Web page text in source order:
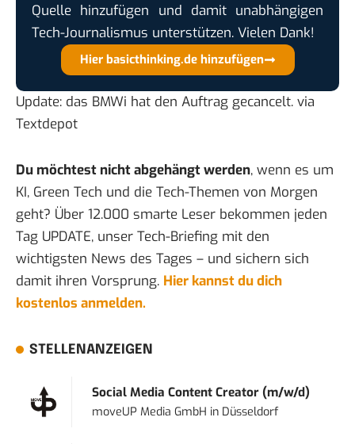
Quelle hinzufügen und damit unabhängigen
Tech-Journalismus unterstützen. Vielen Dank!
Hier basicthinking.de hinzufügen
Update: das BMWi hat den Auftrag gecancelt. via
Textdepot
Du möchtest nicht abgehängt werden, wenn es um
KI, Green Tech und die Tech-Themen von Morgen
geht? Über 12.000 smarte Leser bekommen jeden
Tag UPDATE, unser Tech-Briefing mit den
wichtigsten News des Tages – und sichern sich
damit ihren Vorsprung. Hier kannst du dich
kostenlos anmelden.
STELLENANZEIGEN
Social Media Content Creator (m/w/d)
moveUP Media GmbH in Düsseldorf